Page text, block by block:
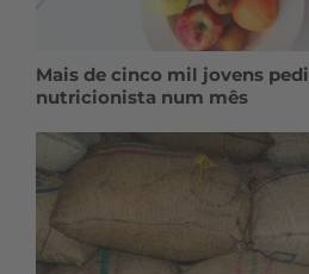
Mais de cinco mil jovens
nutricionista num mês